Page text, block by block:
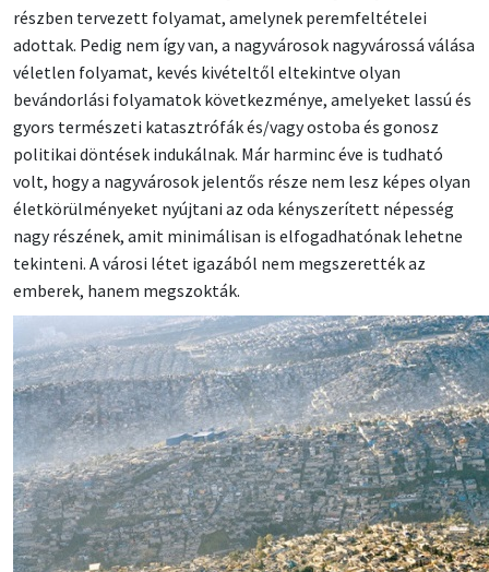
részben tervezett folyamat, amelynek peremfeltételei
adottak. Pedig nem így van, a nagyvárosok nagyvárossá válása
véletlen folyamat, kevés kivételtől eltekintve olyan
bevándorlási folyamatok következménye, amelyeket lassú és
gyors természeti katasztrófák és/vagy ostoba és gonosz
politikai döntések indukálnak. Már harminc éve is tudható
volt, hogy a nagyvárosok jelentős része nem lesz képes olyan
életkörülményeket nyújtani az oda kényszerített népesség
nagy részének, amit minimálisan is elfogadhatónak lehetne
tekinteni. A városi létet igazából nem megszerették az
emberek, hanem megszokták.